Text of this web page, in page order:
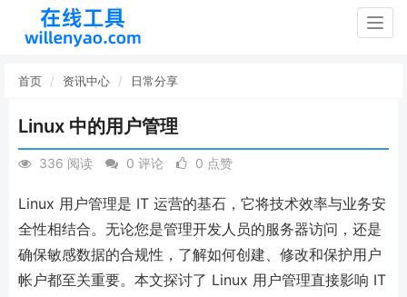
首页 资讯中心 日常分享
Linux 中的用户管理
336 阅读 0 评论 0 点赞
Linux 用户管理是 IT 运营的基石，它将技术效率与业务安
全性相结合。无论您是管理开发人员的服务器访问，还是
确保敏感数据的合规性，了解如何创建、修改和保护用户
帐户都至关重要。本文探讨了 Linux 用户管理直接影响 IT